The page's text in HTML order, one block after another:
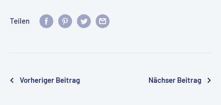
Teilen
Vorheriger Beitrag Nächser Beitrag